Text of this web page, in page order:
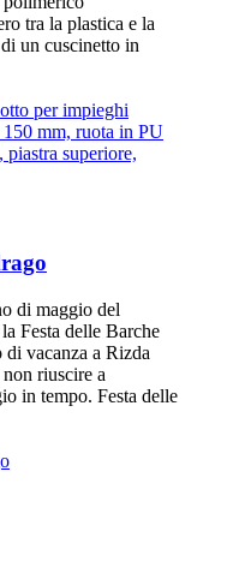
tra la plastica e la
un cuscinetto in
di maggio del
Festa delle Barche
vacanza a Rizda
riuscire a
in tempo. Festa delle